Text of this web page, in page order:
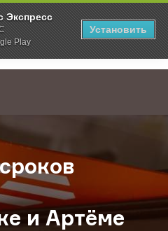
Экспресс
Play
Установить
Увеличение сроков доставки во
и Артёме